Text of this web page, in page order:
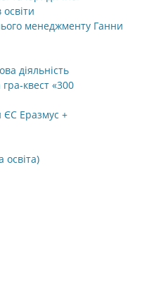
менеджменту Ганни
діяльність
квест «300
Еразмус +